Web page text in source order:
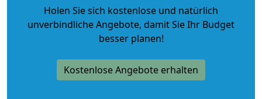
Holen Sie sich kostenlose und natürlich
unverbindliche Angebote, damit Sie Ihr Budget
besser planen!
Kostenlose Angebote erhalten